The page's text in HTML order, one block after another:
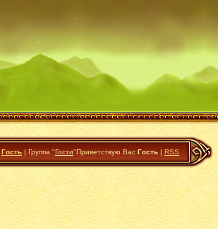
Гость | Группа "Гости"Приветствую Вас Гость | RSS